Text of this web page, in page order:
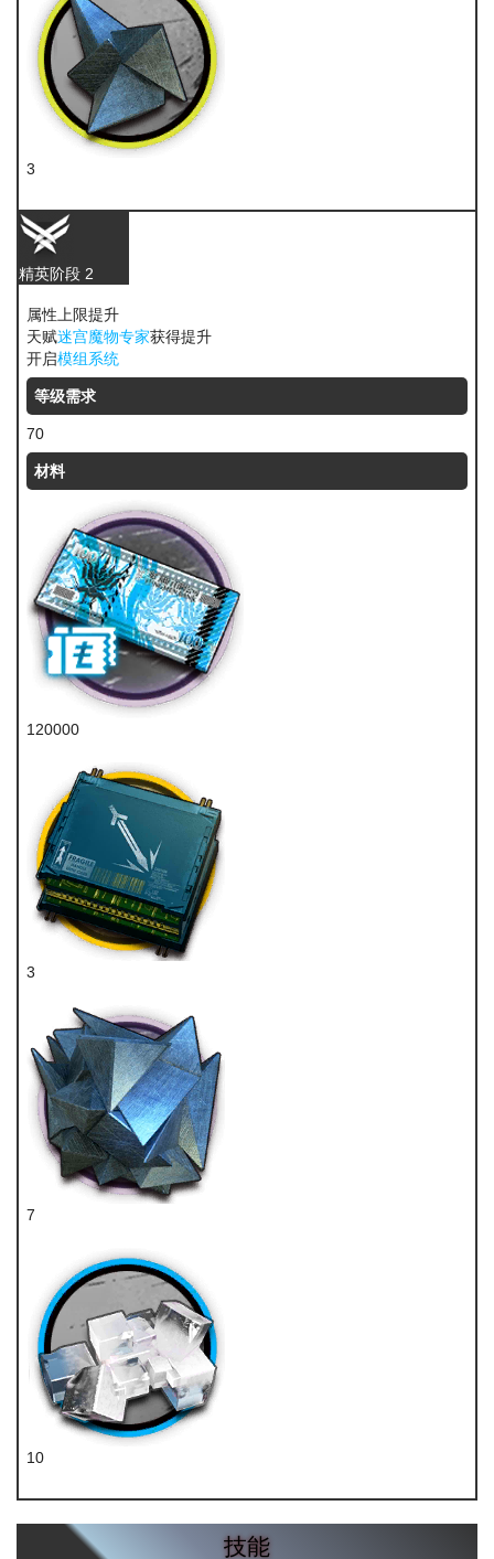
3
精英阶段 2
属性上限提升
天赋迷宫魔物专家获得提升
开启模组系统
等级需求
70
材料
120000
3
7
10
技能